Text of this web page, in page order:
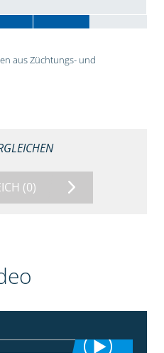
aus Züchtungs- und
(0)